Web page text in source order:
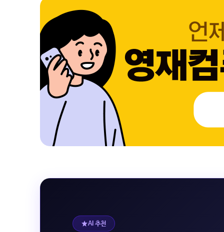
AI 추천